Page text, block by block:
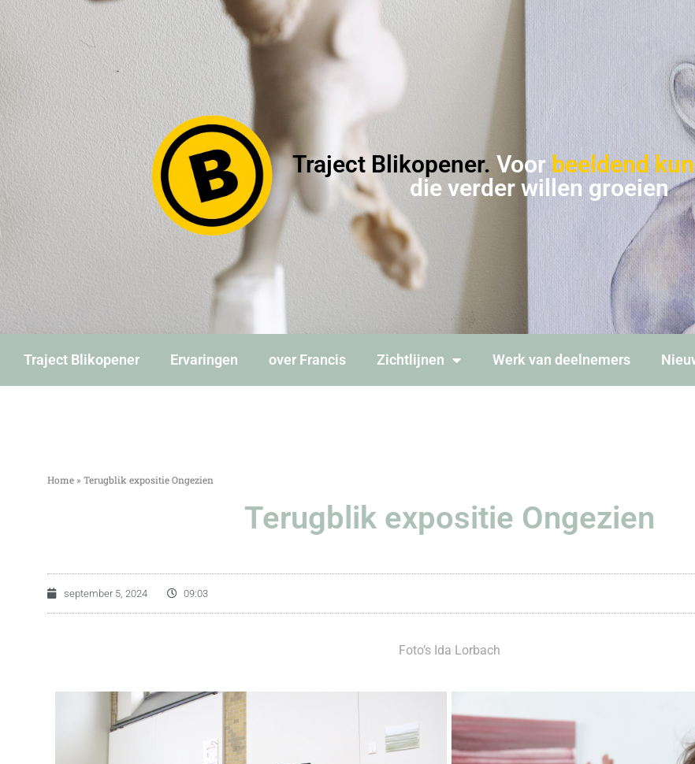
Traject Blikopener. Voor beeldend
die verder willen groeien
Traject Blikopener Ervaringen over Francis Zichtlijnen Werk van deelnemers
Home » Terugblik expositie Ongezien
Terugblik expositie Ongezien
september 5, 2024 09:03
Foto’s Ida Lorbach